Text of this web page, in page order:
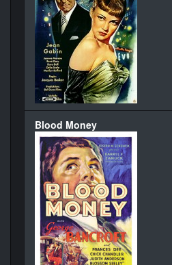
Blood Money